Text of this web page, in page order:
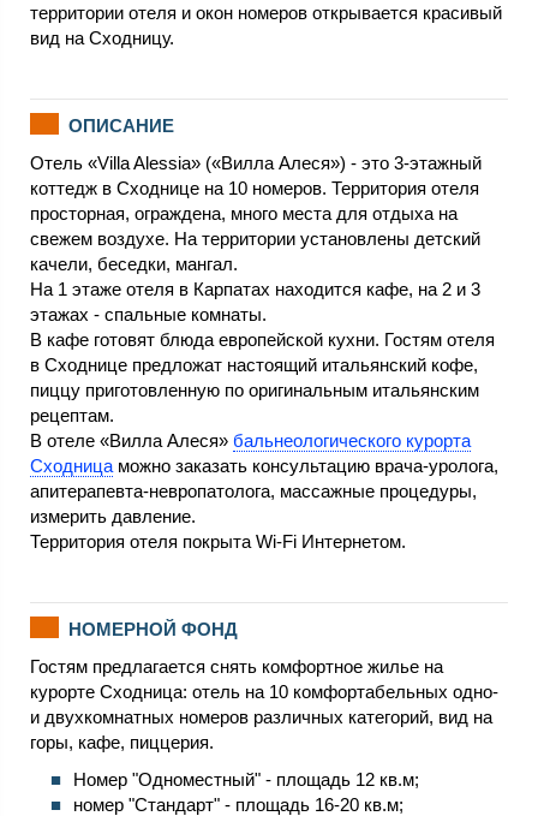
территории отеля и окон номеров открывается красивый
вид на Сходницу.
ОПИСАНИЕ
Отель «Villa Alessia» («Вилла Алеся») - это 3-этажный
коттедж в Сходнице на 10 номеров. Территория отеля
просторная, ограждена, много места для отдыха на
свежем воздухе. На территории установлены детский
качели, беседки, мангал.
На 1 этаже отеля в Карпатах находится кафе, на 2 и 3
этажах - спальные комнаты.
В кафе готовят блюда европейской кухни. Гостям отеля
в Сходнице предложат настоящий итальянский кофе,
пиццу приготовленную по оригинальным итальянским
рецептам.
В отеле «Вилла Алеся» бальнеологического курорта
Сходница можно заказать консультацию врача-уролога,
апитерапевта-невропатолога, массажные процедуры,
измерить давление.
Территория отеля покрыта Wi-Fi Интернетом.
НОМЕРНОЙ ФОНД
Гостям предлагается снять комфортное жилье на
курорте Сходница: отель на 10 комфортабельных одно-
и двухкомнатных номеров различных категорий, вид на
горы, кафе, пиццерия.
Номер "Одноместный" - площадь 12 кв.м;
номер "Стандарт" - площадь 16-20 кв.м;